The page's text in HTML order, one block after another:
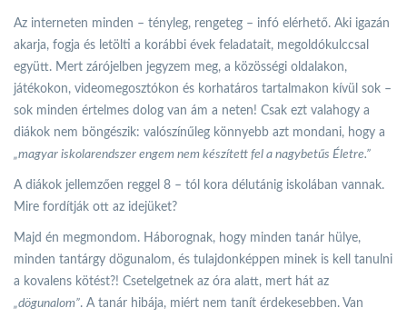
Az interneten minden – tényleg, rengeteg – infó elérhető. Aki igazán
akarja, fogja és letölti a korábbi évek feladatait, megoldókulccsal
együtt. Mert zárójelben jegyzem meg, a közösségi oldalakon,
játékokon, videomegosztókon és korhatáros tartalmakon kívül sok –
sok minden értelmes dolog van ám a neten! Csak ezt valahogy a
diákok nem böngészik: valószínűleg könnyebb azt mondani, hogy a
„magyar iskolarendszer engem nem készített fel a nagybetűs Életre.”
A diákok jellemzően reggel 8 – tól kora délutánig iskolában vannak.
Mire fordítják ott az idejüket?
Majd én megmondom. Háborognak, hogy minden tanár hülye,
minden tantárgy dögunalom, és tulajdonképpen minek is kell tanulni
a kovalens kötést?! Csetelgetnek az óra alatt, mert hát az
„dögunalom”. A tanár hibája, miért nem tanít érdekesebben. Van